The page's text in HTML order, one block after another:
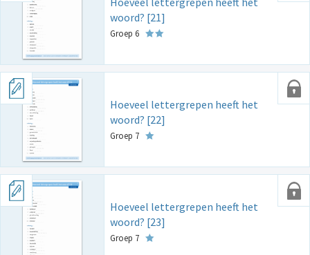
woord? [21]
Groep 6
Hoeveel lettergrepen heeft het
woord? [22]
Groep 7
Hoeveel lettergrepen heeft het
woord? [23]
Groep 7